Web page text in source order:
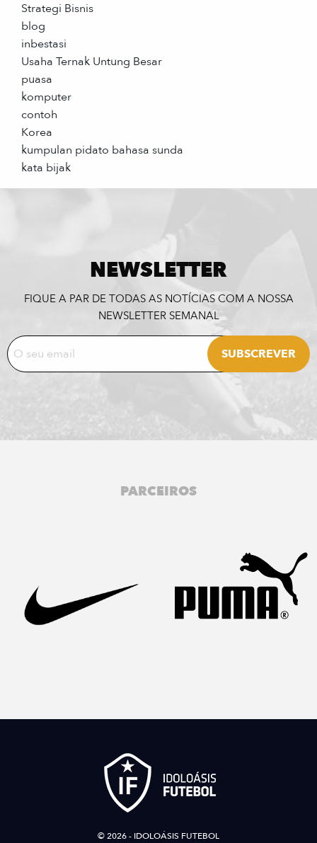
Strategi Bisnis
blog
inbestasi
Usaha Ternak Untung Besar
puasa
komputer
contoh
Korea
kumpulan pidato bahasa sunda
kata bijak
NEWSLETTER
FIQUE A PAR DE TODAS AS NOTÍCIAS COM A NOSSA
NEWSLETTER SEMANAL
PARCEIROS
© 2026 - IDOLOÁSIS FUTEBOL